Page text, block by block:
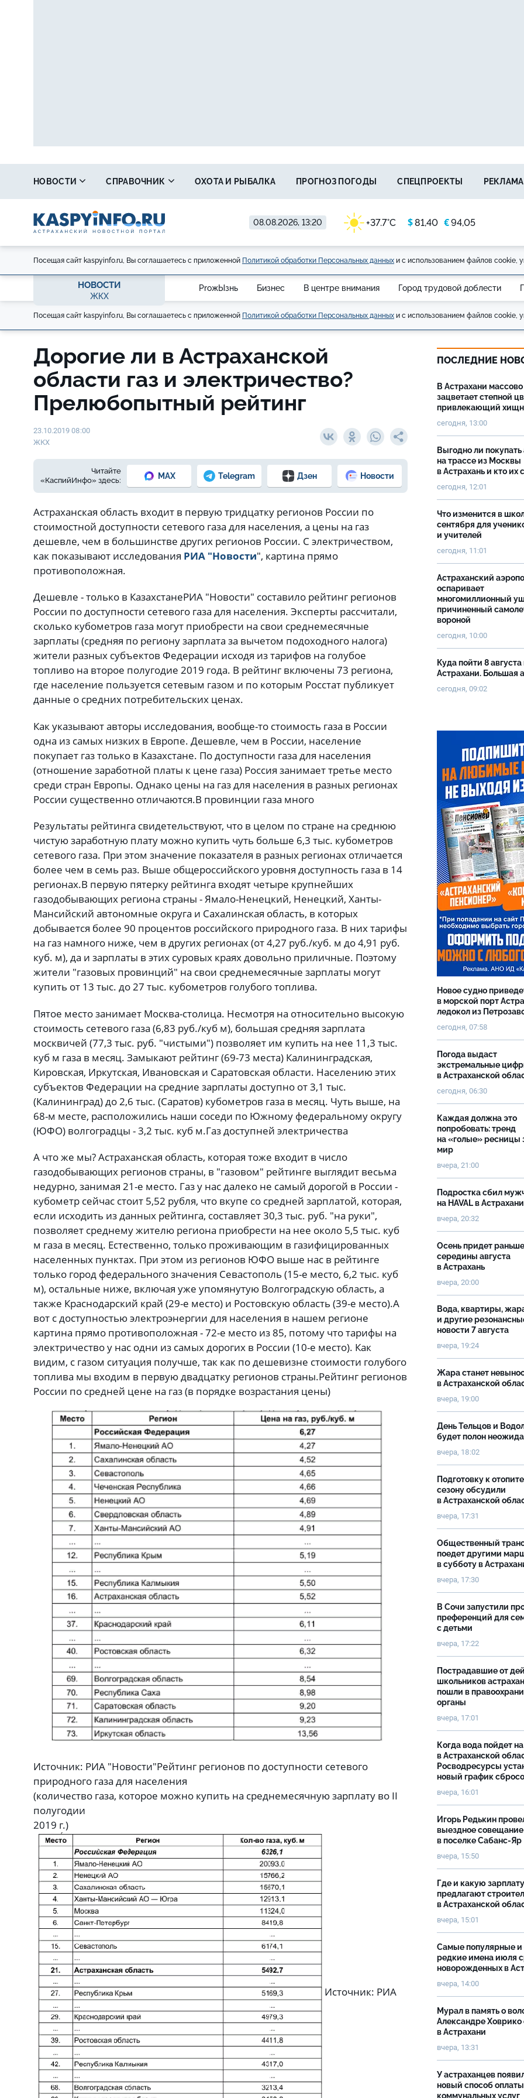
08.08.2026, 13:20 +37.7°C $81,40 €94,05
НОВОСТИ СПРАВОЧНИК ОХОТА И РЫБАЛКА ПРОГНОЗ ПОГОДЫ СПЕЦПРОЕКТЫ
Посещая сайт kaspyinfo.ru, Вы соглашаетесь с приложенной Политикой обработки Персональных данных и с использованием файлов cookie,
НОВОСТИ
ЖКХ
ProжЫзнь Бизнес В центре внимания Город трудовой доблести
Посещая сайт kaspyinfo.ru, Вы соглашаетесь с приложенной Политикой обработки Персональных данных и с использованием файлов cookie,
Дорогие ли в Астраханской
области газ и электричество?
Прелюбопытный рейтинг
23.10.2019 08:00
ЖКХ
Читайте
«КаспийИнфо» здесь:
MAX Telegram Дзен Новости
Астраханская область входит в первую тридцатку регионов России по
стоимостной доступности сетевого газа для населения, а цены на газ
дешевле, чем в большинстве других регионов России. С электричеством,
как показывают исследования РИА "Новости", картина прямо
противоположная.
Дешевле - только в КазахстанеРИА "Новости" составило рейтинг регионов
России по доступности сетевого газа для населения. Эксперты рассчитали,
сколько кубометров газа могут приобрести на свои среднемесячные
зарплаты (средняя по региону зарплата за вычетом подоходного налога)
жители разных субъектов Федерации исходя из тарифов на голубое
топливо на второе полугодие 2019 года. В рейтинг включены 73 региона,
где население пользуется сетевым газом и по которым Росстат публикует
данные о средних потребительских ценах.
Как указывают авторы исследования, вообще-то стоимость газа в России
одна из самых низких в Европе. Дешевле, чем в России, население
покупает газ только в Казахстане. По доступности газа для населения
(отношение заработной платы к цене газа) Россия занимает третье место
среди стран Европы. Однако цены на газ для населения в разных регионах
России существенно отличаются.В провинции газа много
Результаты рейтинга свидетельствуют, что в целом по стране на среднюю
чистую заработную плату можно купить чуть больше 6,3 тыс. кубометров
сетевого газа. При этом значение показателя в разных регионах отличается
более чем в семь раз. Выше общероссийского уровня доступность газа в 14
регионах.В первую пятерку рейтинга входят четыре крупнейших
газодобывающих региона страны - Ямало-Ненецкий, Ненецкий, Ханты-
Мансийский автономные округа и Сахалинская область, в которых
добывается более 90 процентов российского природного газа. В них тарифы
на газ намного ниже, чем в других регионах (от 4,27 руб./куб. м до 4,91 руб.
куб. м), да и зарплаты в этих суровых краях довольно приличные. Поэтому
жители "газовых провинций" на свои среднемесячные зарплаты могут
купить от 13 тыс. до 27 тыс. кубометров голубого топлива.
Пятое место занимает Москва-столица. Несмотря на относительно высокую
стоимость сетевого газа (6,83 руб./куб м), большая средняя зарплата
москвичей (77,3 тыс. руб. "чистыми") позволяет им купить на нее 11,3 тыс.
куб м газа в месяц. Замыкают рейтинг (69-73 места) Калининградская,
Кировская, Иркутская, Ивановская и Саратовская области. Населению этих
субъектов Федерации на средние зарплаты доступно от 3,1 тыс.
(Калининград) до 2,6 тыс. (Саратов) кубометров газа в месяц. Чуть выше, на
68-м месте, расположились наши соседи по Южному федеральному округу
(ЮФО) волгоградцы - 3,2 тыс. куб м.Газ доступней электричества
А что же мы? Астраханская область, которая тоже входит в число
газодобывающих регионов страны, в "газовом" рейтинге выглядит весьма
недурно, занимая 21-е место. Газ у нас далеко не самый дорогой в России -
кубометр сейчас стоит 5,52 рубля, что вкупе со средней зарплатой, которая,
если исходить из данных рейтинга, составляет 30,3 тыс. руб. "на руки",
позволяет среднему жителю региона приобрести на нее около 5,5 тыс. куб
м газа в месяц. Естественно, только проживающим в газифицированных
населенных пунктах. При этом из регионов ЮФО выше нас в рейтинге
только город федерального значения Севастополь (15-е место, 6,2 тыс. куб
м), остальные ниже, включая уже упомянутую Волгоградскую область, а
также Краснодарский край (29-е место) и Ростовскую область (39-е место).А
вот с доступностью электроэнергии для населения в нашем регионе
картина прямо противоположная - 72-е место из 85, потому что тарифы на
электричество у нас одни из самых дорогих в России (10-е место). Как
видим, с газом ситуация получше, так как по дешевизне стоимости голубого
топлива мы входим в первую двадцатку регионов страны.Рейтинг регионов
России по средней цене на газ (в порядке возрастания цены)
Источник: РИА "Новости"Рейтинг регионов по доступности сетевого
природного газа для населения
(количество газа, которое можно купить на среднемесячную зарплату во II
полугодии
2019 г.)
Источник: РИА
ПОСЛЕДНИЕ
В Астрахани массово
зацветает степной
привлекающий
сегодня, 13:00
Выгодно ли
на трассе из Москвы
в Астрахань и кто их
сегодня, 12:01
Что изменится в
сентября для
и учителей
сегодня, 11:01
Астраханский
оспаривает
многомиллионный
причиненный
вороной
сегодня, 10:00
Куда пойти 8 августа
Астрахани. Большая
сегодня, 09:02
Новое судно
в морской порт
ледокол из
сегодня, 07:58
Погода выдаст
экстремальные
в Астраханской
сегодня, 06:30
Каждая должна это
попробовать: тренд
на «голые» ресницы
мир
вчера, 21:00
Подростка сбил
на HAVAL в Астрахани
вчера, 20:32
Осень придет раньше
середины августа
в Астрахань
вчера, 20:00
Вода, квартиры,
и другие
новости 7 августа
вчера, 19:24
Жара станет
в Астраханской
вчера, 19:00
День Тельцов и
будет полон
вчера, 18:02
Подготовку к
сезону обсудили
в Астраханской
вчера, 17:31
Общественный
поедет другими
в субботу в
вчера, 17:30
В Сочи запустили
преференций для
с детьми
вчера, 17:22
Пострадавшие от
школьников
пошли в
органы
вчера, 17:01
Когда вода пойдет
в Астраханской
Росводресурсы
новый график
вчера, 16:01
Игорь Редькин
выездное совещание
в поселке Сабанс-Яр
вчера, 15:50
Где и какую зарплату
предлагают
в Астраханской
вчера, 15:01
Самые популярные
редкие имена июля
новорожденных в
вчера, 14:00
Мурал в память о
Александре Ховрико
в Астрахани
вчера, 13:31
У астраханцев
новый способ оплаты
коммунальных услуг